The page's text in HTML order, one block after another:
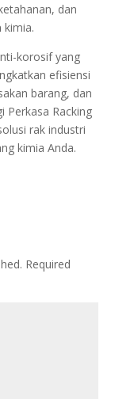
dan
kimia.
korosif yang
efisiensi
barang, dan
Perkasa Racking
rak industri
kimia Anda.
Required